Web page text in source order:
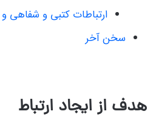
ارتباطات کتبی و شفاهی و
سخن آخر
هدف از ایجاد ارتباط